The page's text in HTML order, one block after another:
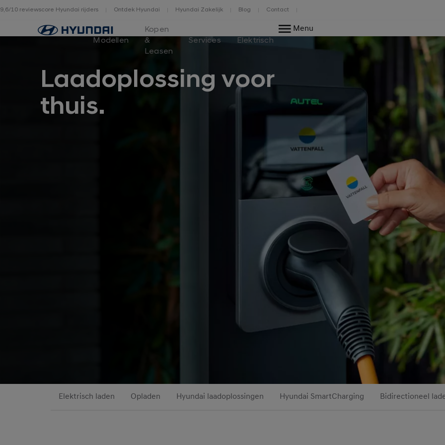
9,6/10 reviewscore Hyundai rijders Ontdek Hyundai Hyundai Zakelijk Blog Contact
Home
Modellen
Kopen
&
Leasen
Services Elektrisch
Menu
Laadoplossing voor
thuis.
Elektrisch laden Opladen Hyundai laadoplossingen Hyundai SmartCharging Bidirectioneel